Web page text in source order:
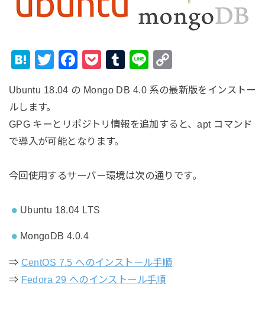
H
e
n
a
T
tt
er
F
c
e
b
o
P
ck
et
T
m
bl
r
Li
e
p
y
Li
k
Ubuntu 18.04 の Mongo DB 4.0 系の最新版をインストー
ルします。
GPG キーとリポジトリ情報を追加すると、apt コマンド
で導入が可能となります。
今回使用するサーバー環境は次の通りです。
Ubuntu 18.04 LTS
MongoDB 4.0.4
⇒ CentOS 7.5 へのインストール手順
⇒ Fedora 29 へのインストール手順